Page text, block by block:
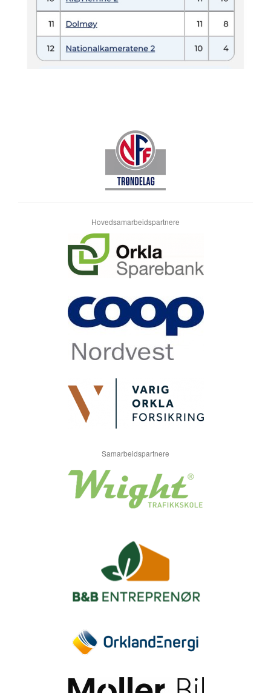
Hovedsamarbeidspartnere
Samarbeidspartnere